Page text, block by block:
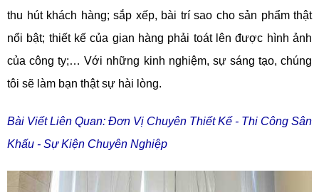
thu hút khách hàng; sắp xếp, bài trí sao cho sản phẩm thật
nổi bật; thiết kế của gian hàng phải toát lên được hình ảnh
của công ty;… Với những kinh nghiệm, sự sáng tạo, chúng
tôi sẽ làm bạn thật sự hài lòng.
Bài Viết Liên Quan: Đơn Vị Chuyên Thiết Kế - Thi Công Sân
Khấu - Sự Kiện Chuyên Nghiệp